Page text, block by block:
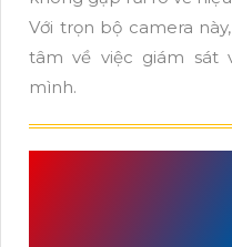
Với trọn bộ camera
tâm về việc giám sát
mình.